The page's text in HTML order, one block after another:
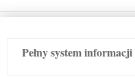
Pełny system